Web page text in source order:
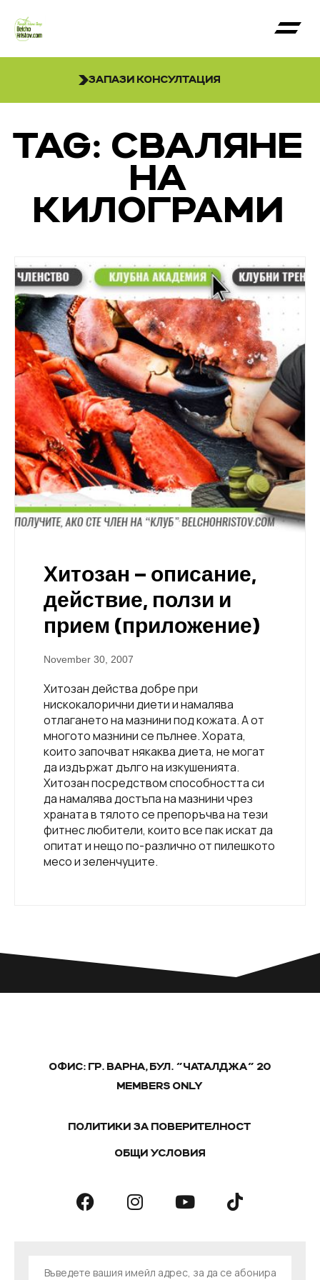
ЗАПАЗИ КОНСУЛТАЦИЯ
TAG: СВАЛЯНЕ
НА
КИЛОГРАМИ
Хитозан – описание,
действие, ползи и
прием (приложение)
November 30, 2007
Хитозан действа добре при
нискокалорични диети и намалява
отлагането на мазнини под кожата. А от
многото мазнини се пълнее. Хората,
които започват някаква диета, не могат
да издържат дълго на изкушенията.
Хитозан посредством способността си
да намалява достъпа на мазнини чрез
храната в тялото се препоръчва на тези
фитнес любители, които все пак искат да
опитат и нещо по-различно от пилешкото
месо и зеленчуците.
ОФИС: ГР. ВАРНА, БУЛ. "ЧАТАЛДЖА" 20
MEMBERS ONLY
ПОЛИТИКИ ЗА ПОВЕРИТЕЛНОСТ
ОБЩИ УСЛОВИЯ